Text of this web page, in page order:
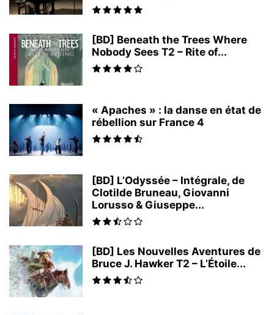
[BD] Beneath the Trees Where
Nobody Sees T2 – Rite of...
« Apaches » : la danse en état de
rébellion sur France 4
[BD] L’Odyssée – Intégrale, de
Clotilde Bruneau, Giovanni
Lorusso & Giuseppe...
[BD] Les Nouvelles Aventures de
Bruce J. Hawker T2 – L’Étoile...